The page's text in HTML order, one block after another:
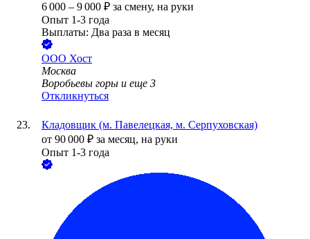
6 000 – 9 000 ₽ за смену, на руки
Опыт 1-3 года
Выплаты: Два раза в месяц
ООО Хост
Москва
Воробьевы горы и еще 3
Откликнуться
Кладовщик (м. Павелецкая, м. Серпуховская)
от 90 000 ₽ за месяц, на руки
Опыт 1-3 года